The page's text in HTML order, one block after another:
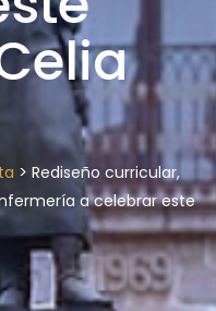
> Rediseño curricular,
a celebrar este